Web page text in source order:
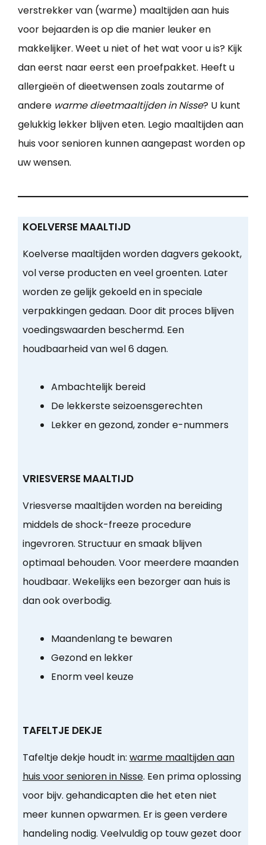
verstrekker van (warme) maaltijden aan huis
voor bejaarden is op die manier leuker en
makkelijker. Weet u niet of het wat voor u is? Kijk
dan eerst naar eerst een proefpakket. Heeft u
allergieën of dieetwensen zoals zoutarme of
andere warme dieetmaaltijden in Nisse? U kunt
gelukkig lekker blijven eten. Legio maaltijden aan
huis voor senioren kunnen aangepast worden op
uw wensen.
KOELVERSE MAALTIJD
Koelverse maaltijden worden dagvers gekookt,
vol verse producten en veel groenten. Later
worden ze gelijk gekoeld en in speciale
verpakkingen gedaan. Door dit proces blijven
voedingswaarden beschermd. Een
houdbaarheid van wel 6 dagen.
Ambachtelijk bereid
De lekkerste seizoensgerechten
Lekker en gezond, zonder e-nummers
VRIESVERSE MAALTIJD
Vriesverse maaltijden worden na bereiding
middels de shock-freeze procedure
ingevroren. Structuur en smaak blijven
optimaal behouden. Voor meerdere maanden
houdbaar. Wekelijks een bezorger aan huis is
dan ook overbodig.
Maandenlang te bewaren
Gezond en lekker
Enorm veel keuze
TAFELTJE DEKJE
Tafeltje dekje houdt in: warme maaltijden aan
huis voor senioren in Nisse. Een prima oplossing
voor bijv. gehandicapten die het eten niet
meer kunnen opwarmen. Er is geen verdere
handeling nodig. Veelvuldig op touw gezet door